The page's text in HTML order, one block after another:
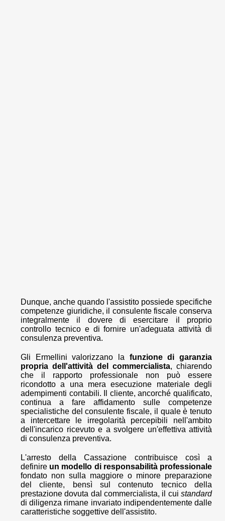
Dunque, anche quando l'assistito possiede specifiche
competenze giuridiche, il consulente fiscale conserva
integralmente il dovere di esercitare il proprio
controllo tecnico e di fornire un'adeguata attività di
consulenza preventiva.
Gli Ermellini valorizzano la funzione di garanzia
propria dell'attività del commercialista, chiarendo
che il rapporto professionale non può essere
ricondotto a una mera esecuzione materiale degli
adempimenti contabili. Il cliente, ancorché qualificato,
continua a fare affidamento sulle competenze
specialistiche del consulente fiscale, il quale è tenuto
a intercettare le irregolarità percepibili nell'ambito
dell'incarico ricevuto e a svolgere un'effettiva attività
di consulenza preventiva.
L'arresto della Cassazione contribuisce così a
definire un modello di responsabilità professionale
fondato non sulla maggiore o minore preparazione
del cliente, bensì sul contenuto tecnico della
prestazione dovuta dal commercialista, il cui standard
di diligenza rimane invariato indipendentemente dalle
caratteristiche soggettive dell'assistito.